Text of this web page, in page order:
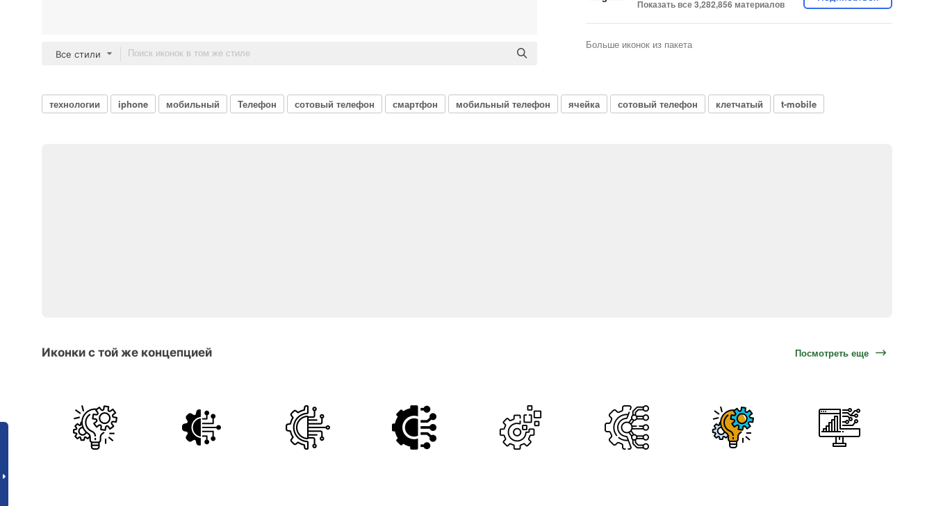
Все стили
Показать все 3,282,856 материалов
Больше иконок из пакета
технологии iphone мобильный Телефон сотовый телефон смартфон мобильный телефон ячейка сотовый телефон клетчатый t-mobile
Иконки с той же концепцией Посмотреть еще